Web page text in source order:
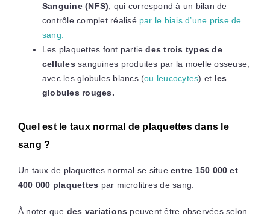
Sanguine (NFS) , qui correspond à un bilan de
contrôle complet réalisé par le biais d’une prise de
sang.
Les plaquettes font partiedes trois types de
cellules sanguines produites par la moelle osseuse,
avec les globules blancs (ou leucocytes) et les
globules rouges.
Quel est le taux normal de plaquettes dans le
sang ?
Un taux de plaquettes normal se situeentre 150 000 et
400 000 plaquettes par microlitres de sang.
À noter que des variations peuvent être observées selon